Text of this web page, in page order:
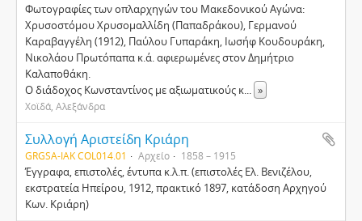
Φωτογραφίες των οπλαρχηγών του Μακεδονικού Αγώνα:
Χρυσοστόμου Χρυσομαλλίδη (Παπαδράκου), Γερμανού
Καραβαγγέλη (1912), Παύλου Γυπαράκη, Ιωσήφ Κουδουράκη,
Νικολάου Πρωτόπαπα κ.ά. αφιερωμένες στον Δημήτριο
Καλαποθάκη.
Ο διάδοχος Κωνσταντίνος με αξιωματικούς κ... »
Χοϊδά, Αλεξάνδρα
Συλλογή Αριστείδη Κριάρη
GRGSA-IAK COL014.01 Αρχείο 1858 – 1915
Έγγραφα, επιστολές, έντυπα κ.λ.π. (επιστολές Ελ. Βενιζέλου,
εκστρατεία Ηπείρου, 1912, πρακτικό 1897, κατάδοση Αρχηγού
Κων. Κριάρη)